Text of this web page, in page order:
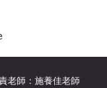
老師：施養佳老師